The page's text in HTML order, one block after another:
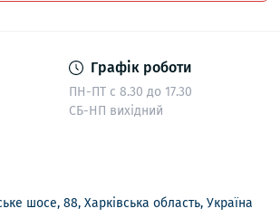
Графік роботи
ПН-ПТ с 8.30 до 17.30
СБ-НП вихідний
шосе, 88, Харківська область, Україна